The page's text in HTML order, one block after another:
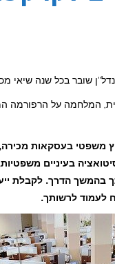
שובר בכל שנה שיאי
המלחמה על הרפורמה
משפטי בעסקאות
בעיניים
בהמשך הדרך. לקבלת
לעמוד לרשותך.